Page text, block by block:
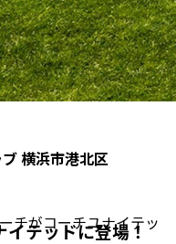
横浜市港北区
チがコーチユナイテッ
テッドに登場！